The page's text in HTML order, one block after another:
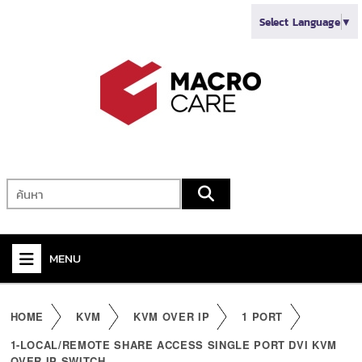
Select Language▼
MENU
HOME KVM KVM OVER IP
1 PORT
1-LOCAL/REMOTE SHARE ACCESS SINGLE PORT DVI KVM